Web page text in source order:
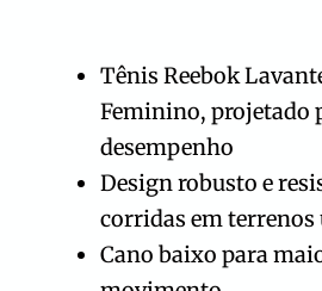
Tênis Reebok
Feminino, projetado
desempenho
Design robusto e
corridas em
Cano baixo para